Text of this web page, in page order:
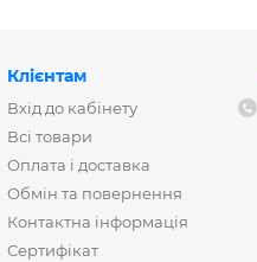
Клієнтам
Вхід до кабінету
Всі товари
Оплата і доставка
Обмін та повернення
Контактна інформація
Сертифікат